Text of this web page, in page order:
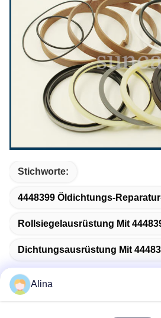
Stichworte:
4448399 Öldichtungs-
Rollsiegelausrüstung Mit
Dichtungsausrüstung Mit
Alina